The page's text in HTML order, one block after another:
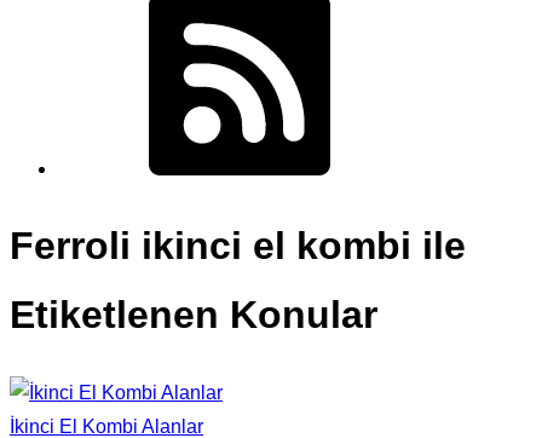
Ferroli ikinci el kombi ile
Etiketlenen Konular
İkinci El Kombi Alanlar